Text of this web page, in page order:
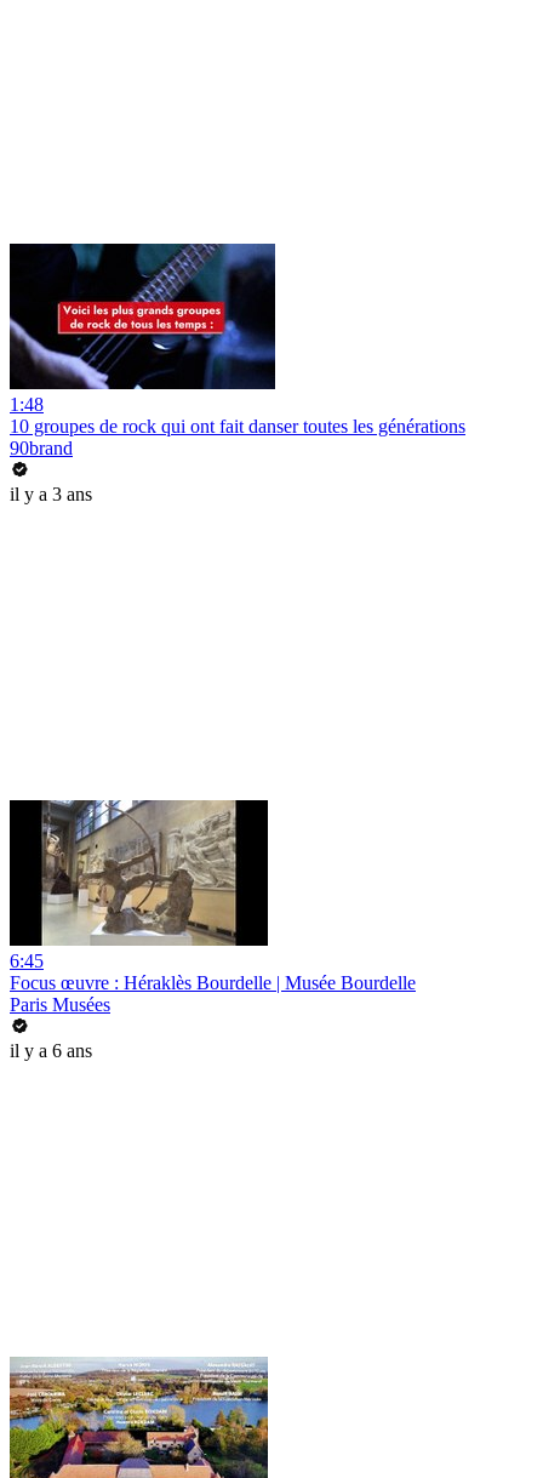
1:48
10 groupes de rock qui ont fait danser toutes les générations
90brand
il y a 3 ans
6:45
Focus œuvre : Héraklès Bourdelle | Musée Bourdelle
Paris Musées
il y a 6 ans